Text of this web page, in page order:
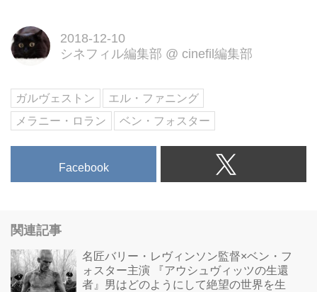
2018-12-10
シネフィル編集部 @ cinefil編集部
ガルヴェストン
エル・ファニング
メラニー・ロラン
ベン・フォスター
Facebook
関連記事
名匠バリー・レヴィンソン監督×ベン・フ
ォスター主演 『アウシュヴィッツの生還
者』男はどのようにして絶望の世界を生